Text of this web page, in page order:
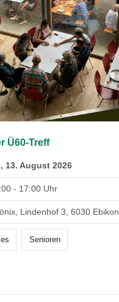
Ü60-Treff
13. August 2026
- 17:00 Uhr
Lindenhof 3, 6030 Ebikon
Senioren